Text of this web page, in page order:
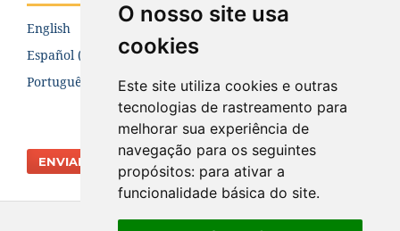
O nosso site usa
cookies
Este site utiliza cookies e outras
tecnologias de rastreamento para
melhorar sua experiência de
navegação para os seguintes
propósitos: para ativar a
funcionalidade básica do site.
English
Español (España)
Português (Brasil)
ENVIAR SUBMISSÃO